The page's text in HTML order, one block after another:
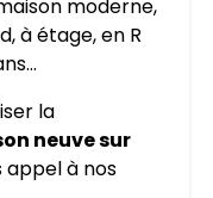
moderne,
à étage, en R
la
neuve sur
appel à nos